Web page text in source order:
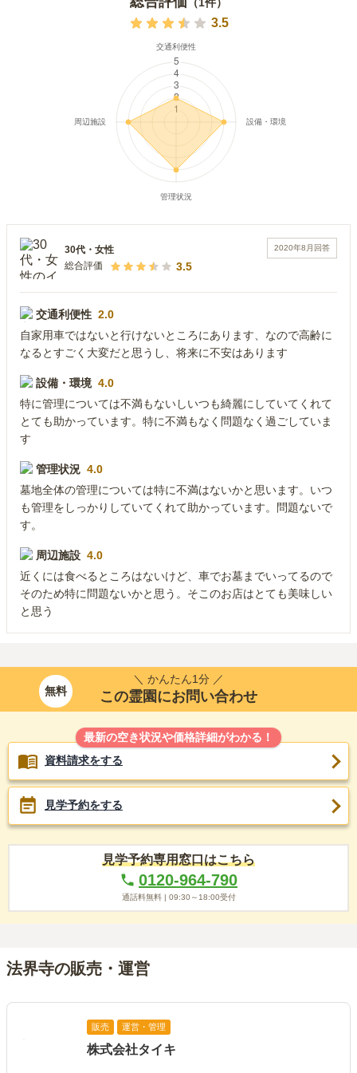
（1件）
3.5
2020年8月 回答
30代 ・ 女性
総合評価
3.5
交通利便性 2.0
自家用車ではないと行けないところにあります、なので高齢に
なるとすごく大変だと思うし、将来に不安はあります
設備・環境 4.0
特に管理については不満もないしいつも綺麗にしていてくれて
とても助かっています。特に不満もなく問題なく過ごしていま
す
管理状況 4.0
墓地全体の管理については特に不満はないかと思います。いつ
も管理をしっかりしていてくれて助かっています。問題ないで
す。
周辺施設 4.0
近くには食べるところはないけど、車でお墓までいってるので
そのため特に問題ないかと思う。そこのお店はとても美味しい
と思う
無料
＼ かんたん1分 ／
この霊園にお問い合わせ
最新の空き状況や価格詳細がわかる！
資料請求をする
見学予約をする
見学予約専用窓口はこちら
0120-964-790
通話料無料 | 09:30～18:00受付
法界寺の販売・運営
販売 運営・管理
株式会社タイキ